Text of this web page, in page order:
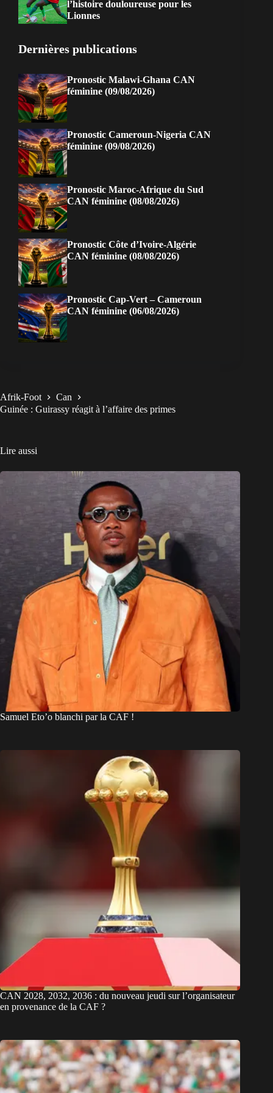
l’histoire douloureuse pour les
Lionnes
Dernières publications
Pronostic Malawi-Ghana CAN
féminine (09/08/2026)
Pronostic Cameroun-Nigeria CAN
féminine (09/08/2026)
Pronostic Maroc-Afrique du Sud
CAN féminine (08/08/2026)
Pronostic Côte d’Ivoire-Algérie
CAN féminine (08/08/2026)
Pronostic Cap-Vert – Cameroun
CAN féminine (06/08/2026)
Afrik-Foot
Can
Guinée : Guirassy réagit à l’affaire des primes
Lire aussi
Samuel Eto’o blanchi par la CAF !
CAN 2028, 2032, 2036 : du nouveau jeudi sur l’organisateur
en provenance de la CAF ?